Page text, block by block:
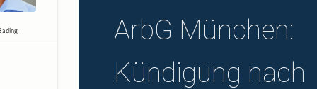
ArbG München:
Kündigung nach